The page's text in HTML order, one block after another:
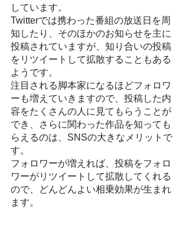
しています。
Twitterでは携わった番組の放送日を周
知したり、そのほかのお知らせを主に
投稿されていますが、知り合いの投稿
をリツイートして拡散することもある
ようです。
注目される脚本家になるほどフォロワ
ーも増えていきますので、投稿した内
容をたくさんの人に見てもらうことが
でき、さらに関わった作品を知っても
らえるのは、SNSの大きなメリットで
す。
フォロワーが増えれば、投稿をフォロ
ワーがリツイートして拡散してくれる
ので、どんどんよい相乗効果が生まれ
ます。